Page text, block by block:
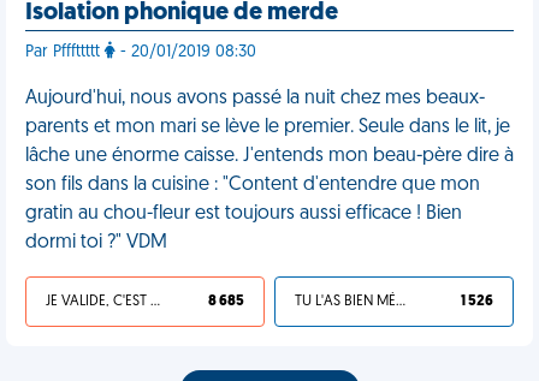
Isolation phonique de merde
Par Pfffttttt - 20/01/2019 08:30
Aujourd'hui, nous avons passé la nuit chez mes beaux-
parents et mon mari se lève le premier. Seule dans le lit, je
lâche une énorme caisse. J'entends mon beau-père dire à
son fils dans la cuisine : "Content d'entendre que mon
gratin au chou-fleur est toujours aussi efficace ! Bien
dormi toi ?" VDM
JE VALIDE, C'EST UNE VDM 8 685 TU L'AS BIEN MÉRITÉ 1 526